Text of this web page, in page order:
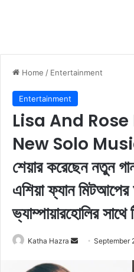
Home / Entertainment
Entertainment
Lisa And
New Solo Music:
শেয়ার করেছেন নতুন
এশিয়া ফ্যান
ভ্যাম্পায়ারহোলির
Katha Hazra September